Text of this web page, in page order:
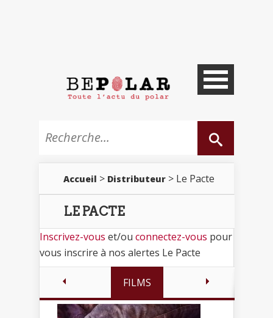
Accueil > Distributeur > Le Pacte
LE PACTE
Inscrivez-vous et/ou connectez-vous pour
vous inscrire à nos alertes Le Pacte
FILMS